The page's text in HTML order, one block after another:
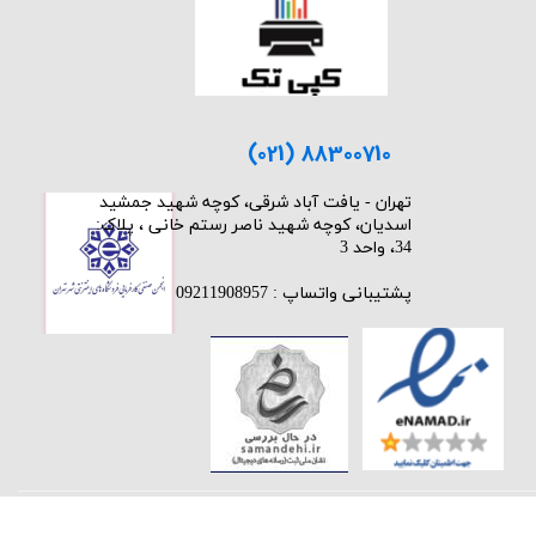
(021) 88300710
​تهران - یافت آباد شرقی، کوچه شهید جمشید
اسدیان، کوچه شهید ناصر رستم خانی ، پلاک:
34، واحد 3
پشتیبانی واتساپ : 09211908957